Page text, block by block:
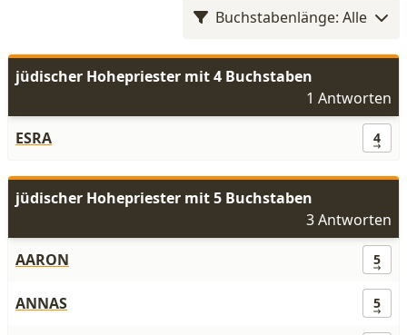
Buchstabenlänge: Alle
jüdischer Hohepriester mit 4 Buchstaben
1 Antworten
ESRA
4
jüdischer Hohepriester mit 5 Buchstaben
3 Antworten
AARON
5
ANNAS 5